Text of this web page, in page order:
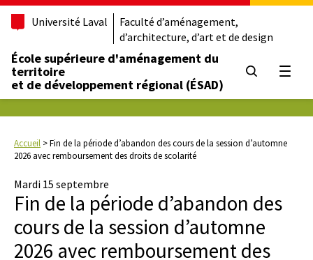
Université Laval
Faculté d’aménagement,
d’architecture, d’art et de design
École supérieure d'aménagement du
territoire
et de développement régional (ÉSAD)
Accueil >Fin de la période d’abandon des cours de la session d’automne
2026 avec remboursement des droits de scolarité
Mardi 15 septembre
Fin de la période d’abandon des
cours de la session d’automne
2026 avec remboursement des